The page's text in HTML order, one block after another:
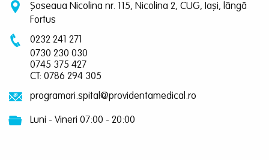
Șoseaua Nicolina nr. 115, Nicolina 2, CUG, Iași, lângă
Fortus
0232 241 271
0730 230 030
0745 375 427
CT: 0786 294 305
programari.spital@providentamedical.ro
Luni - Vineri 07:00 - 20:00